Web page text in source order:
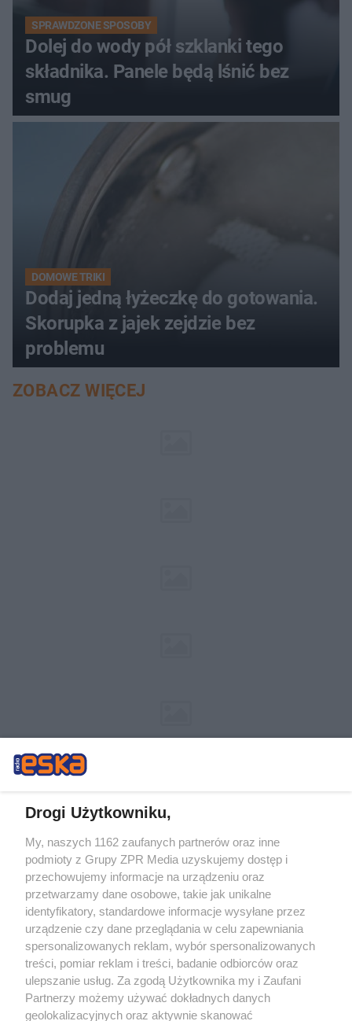
SPRAWDZONE SPOSOBY
Dolej do wody pół szklanki tego
składnika. Panele będą lśnić bez
smug
DOMOWE TRIKI
Dodaj jedną łyżeczkę do gotowania.
Skorupka z jajek zejdzie bez
problemu
ZOBACZ WIĘCEJ
Żaden utwór zamieszczony w serwisie nie może być powielany i
rozpowszechniany lub dalej rozpowszechniany w jakikolwiek sposób (w
tym także elektroniczny lub mechaniczny) na jakimkolwiek polu
eksploatacji w jakiejkolwiek formie, włącznie z umieszczaniem w Internecie
bez pisemnej zgody właściciela praw. Jakiekolwiek użycie lub
wykorzystanie utworów w całości lub w części z naruszeniem prawa, tzn.
bez właściwej zgody, jest zabronione pod groźbą kary i może być ścigane
prawnie.
Drogi Użytkowniku,
My, naszych 1162 zaufanych partnerów oraz inne
podmioty z Grupy ZPR Media uzyskujemy dostęp i
przechowujemy informacje na urządzeniu oraz
przetwarzamy dane osobowe, takie jak unikalne
identyfikatory, standardowe informacje wysyłane przez
urządzenie czy dane przeglądania w celu zapewniania
spersonalizowanych reklam, wybór spersonalizowanych
treści, pomiar reklam i treści, badanie odbiorców oraz
ulepszanie usług. Za zgodą Użytkownika my i Zaufani
Partnerzy możemy używać dokładnych danych
geolokalizacyjnych oraz aktywnie skanować